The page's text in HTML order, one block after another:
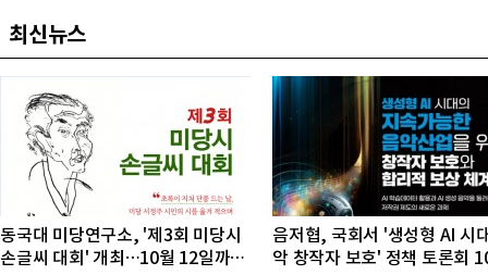
최신뉴스
동국대 미당연구소, '제3회 미당시
손글씨 대회' 개최…10월 12일까지
음저협, 국회서 '생성형 AI 시
악 창작자 보호' 정책 토론회